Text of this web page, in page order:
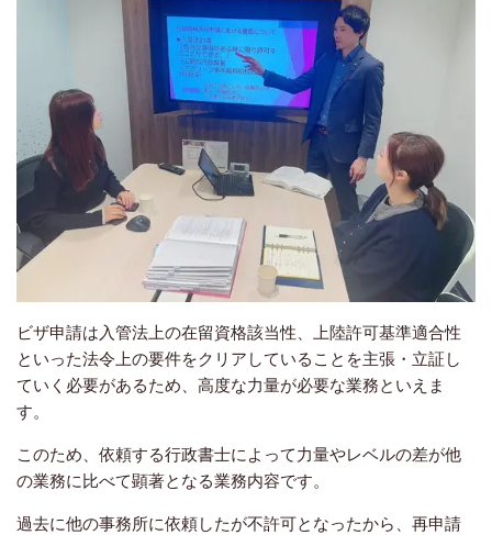
ビザ申請は入管法上の在留資格該当性、上陸許可基準適合性
といった法令上の要件をクリアしていることを主張・立証し
ていく必要があるため、高度な力量が必要な業務といえま
す。
このため、依頼する行政書士によって力量やレベルの差が他
の業務に比べて顕著となる業務内容です。
過去に他の事務所に依頼したが不許可となったから、再申請